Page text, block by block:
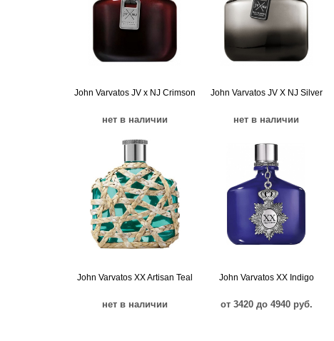
John Varvatos JV x NJ Crimson
нет в наличии
John Varvatos JV X NJ Silver
нет в наличии
John Varvatos XX Artisan Teal
нет в наличии
John Varvatos XX Indigo
от 3420 до 4940 руб.